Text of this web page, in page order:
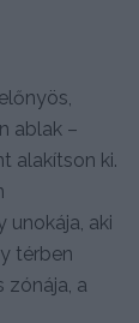
ablak –
alakítson ki.
unokája, aki
térben
zónája, a